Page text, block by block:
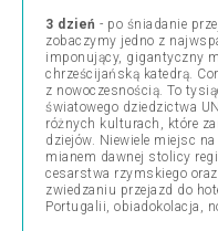
3 dzień - po śniadanie
zobaczymy jedno z
imponujący, gigantyczny
chrześcijańską katedrą.
z nowoczesnością. To
światowego dziedzictwa
różnych kulturach, które
dziejów. Niewiele miejsc
mianem dawnej stolicy
cesarstwa rzymskiego
zwiedzaniu przejazd do
Portugalii, obiadokolacja,